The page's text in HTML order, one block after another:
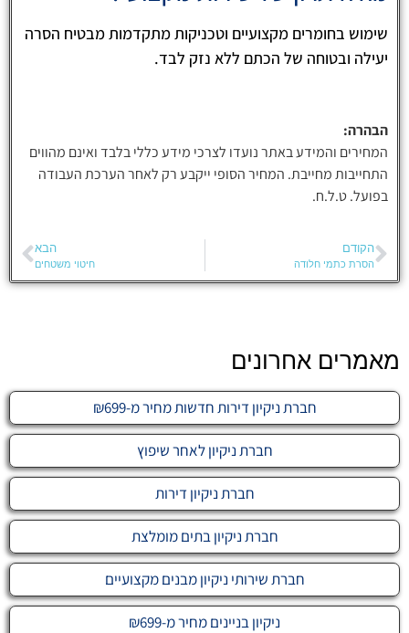
שימוש בחומרים מקצועיים וטכניקות מתקדמות מבטיח הסרה
יעילה ובטוחה של הכתם ללא נזק לבד.
הבהרה:
המחירים והמידע באתר נועדו לצרכי מידע כללי בלבד ואינם מהווים
התחייבות מחייבת. המחיר הסופי ייקבע רק לאחר הערכת העבודה
בפועל. ט.ל.ח.
הקודם
הסרת כתמי חלודה
הבא
חיטוי משטחים
מאמרים אחרונים
חברת ניקיון דירות חדשות מחיר מ-₪699
חברת ניקיון לאחר שיפוץ
חברת ניקיון דירות
חברת ניקיון בתים מומלצת
חברת שירותי ניקיון מבנים מקצועיים
ניקיון בניינים מחיר מ-₪699